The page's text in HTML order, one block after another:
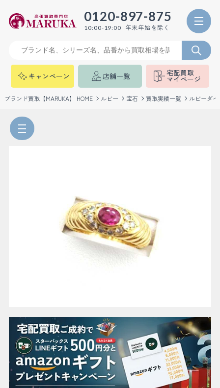
0120-897-875
10:00-19:00 年末年始を除く
キャンペーン 店舗一覧 宅配買取
マイページ
ブランド買取【MARUKA】 HOME ルビー 宝石 買取実績一覧 ルビーダ